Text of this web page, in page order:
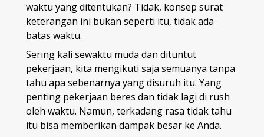
waktu yang ditentukan? Tidak, konsep surat
keterangan ini bukan seperti itu, tidak ada
batas waktu.
Sering kali sewaktu muda dan dituntut
pekerjaan, kita mengikuti saja semuanya tanpa
tahu apa sebenarnya yang disuruh itu. Yang
penting pekerjaan beres dan tidak lagi di rush
oleh waktu. Namun, terkadang rasa tidak tahu
itu bisa memberikan dampak besar ke Anda.